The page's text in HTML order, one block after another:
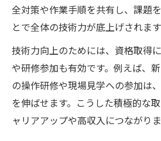
全対策や作業手順を共有し、課題
とで全体の技術力が底上げされます
技術力向上のためには、資格取得
や研修参加も有効です。例えば、
の操作研修や現場見学への参加は
を伸ばせます。こうした積極的な
ャリアアップや高収入につながりま